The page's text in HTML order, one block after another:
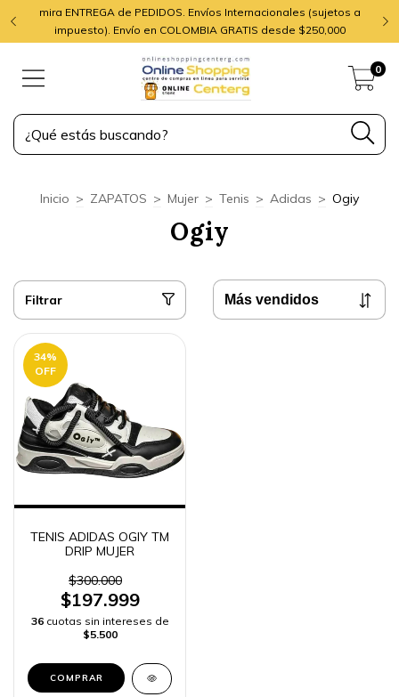
mira ENTREGA de PEDIDOS. Envíos Internacionales (sujetos a
impuesto). Envío en COLOMBIA GRATIS desde $250,000
0
Inicio > ZAPATOS > Mujer > Tenis > Adidas > Ogiy
Ogiy
Filtrar
34%
OFF
TENIS ADIDAS OGIY TM
DRIP MUJER
$300.000
$197.999
36 cuotas sin intereses de
$5.500
COMPRAR